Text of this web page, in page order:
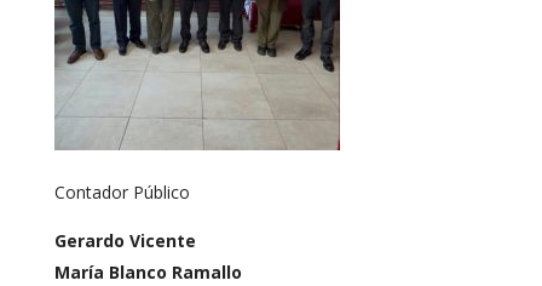
Contador Público
Gerardo Vicente
María Blanco Ramallo